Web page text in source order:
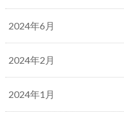
2024年6月
2024年2月
2024年1月